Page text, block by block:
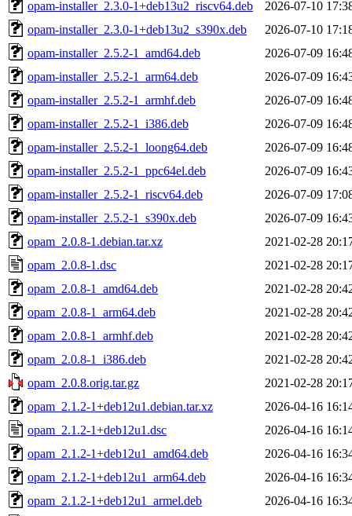
opam-installer_2.3.0-1+deb13u2_riscv64.deb
2026-07-10
opam-installer_2.3.0-1+deb13u2_s390x.deb
2026-07-10
opam-installer_2.5.2-1_amd64.deb
2026-07-09
opam-installer_2.5.2-1_arm64.deb
2026-07-09
opam-installer_2.5.2-1_armhf.deb
2026-07-09
opam-installer_2.5.2-1_i386.deb
2026-07-09
opam-installer_2.5.2-1_loong64.deb
2026-07-09
opam-installer_2.5.2-1_ppc64el.deb
2026-07-09
opam-installer_2.5.2-1_riscv64.deb
2026-07-09
opam-installer_2.5.2-1_s390x.deb
2026-07-09
opam_2.0.8-1.debian.tar.xz
2021-02-28
opam_2.0.8-1.dsc
2021-02-28
opam_2.0.8-1_amd64.deb
2021-02-28
opam_2.0.8-1_arm64.deb
2021-02-28
opam_2.0.8-1_armhf.deb
2021-02-28
opam_2.0.8-1_i386.deb
2021-02-28
opam_2.0.8.orig.tar.gz
2021-02-28
opam_2.1.2-1+deb12u1.debian.tar.xz
2026-04-16
opam_2.1.2-1+deb12u1.dsc
2026-04-16
opam_2.1.2-1+deb12u1_amd64.deb
2026-04-16
opam_2.1.2-1+deb12u1_arm64.deb
2026-04-16
opam_2.1.2-1+deb12u1_armel.deb
2026-04-16